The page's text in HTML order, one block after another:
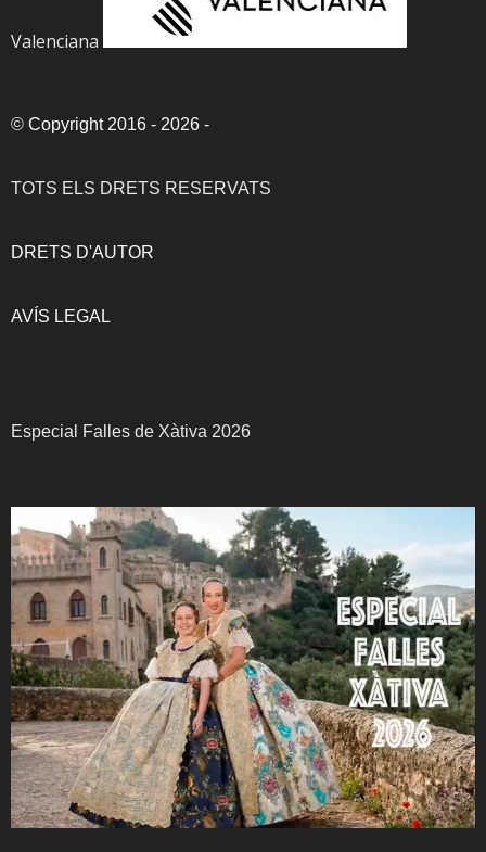
Valenciana
© Copyright 2016 - 2026 -
TOTS ELS DRETS RESERVATS
DRETS D'AUTOR
AVÍS LEGAL
Especial Falles de Xàtiva 2026